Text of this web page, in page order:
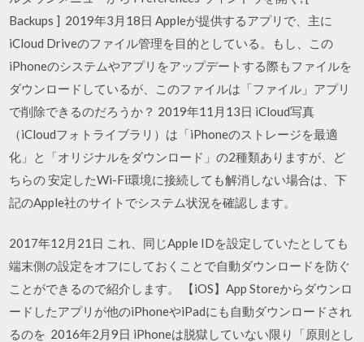
Backups ] 2019年3月18日 Appleが提供するアプリで、主に
iCloud Driveのファイル管理を目的としている。もし、この
iPhoneのシステムやアプリをアップデートする際もファイルを
ダウンロードしているが、このファイルは「ファイル」アプリ
で削除できるのだろうか？ 2019年11月13日 iCloud写真
（iCloudフォトライブラリ）は「iPhoneのストレージを最適
化」と「オリジナルをダウンロード」の2種類ありますが、ど
ちらの 安定したWi-Fi環境に接続しても解消しない場合は、下
記のApple社のサイトでシステム状況を確認します。
2017年12月21日 これ、同じApple IDを設定していたとしても
端末側の設定をオフにしておくことで自動ダウンロードを防ぐ
ことができるので紹介します。 【iOS】App Storeからダウンロ
ードしたアプリが他のiPhoneやiPadにも自動ダウンロードされ
るのを 2016年2月9日 iPhoneは脱獄していない限り「原則とし